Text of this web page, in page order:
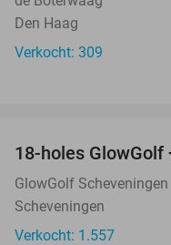
Den Haag
Verkocht: 309
18-holes
GlowGolf Scheveningen
Scheveningen
Verkocht: 1.557